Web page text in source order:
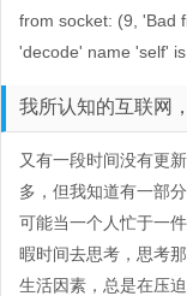
from socket: (9, 'Bad
'decode' name 'self'
我所认知的互联网
又有一段时间没有更
多，但我知道有一部
可能当一个人忙于一
暇时间去思考，思考
生活因素，总是在压